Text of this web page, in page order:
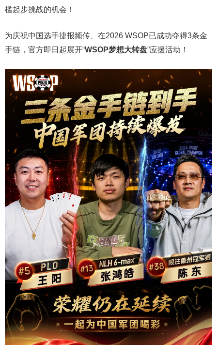
槛起步挑战的机会！
为庆祝中国选手捷报频传、在2026 WSOP已成功夺得3条金
手链，官方即日起展开“WSOP梦想大转盘”应援活动！